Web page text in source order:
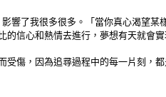
了我很多很多。「當你真心渴望
信心和熱情去進行，夢想有天就會實
，因為追尋過程中的每一片刻，都